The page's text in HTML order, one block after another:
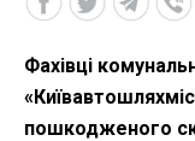
Фахівці
пошкодженого